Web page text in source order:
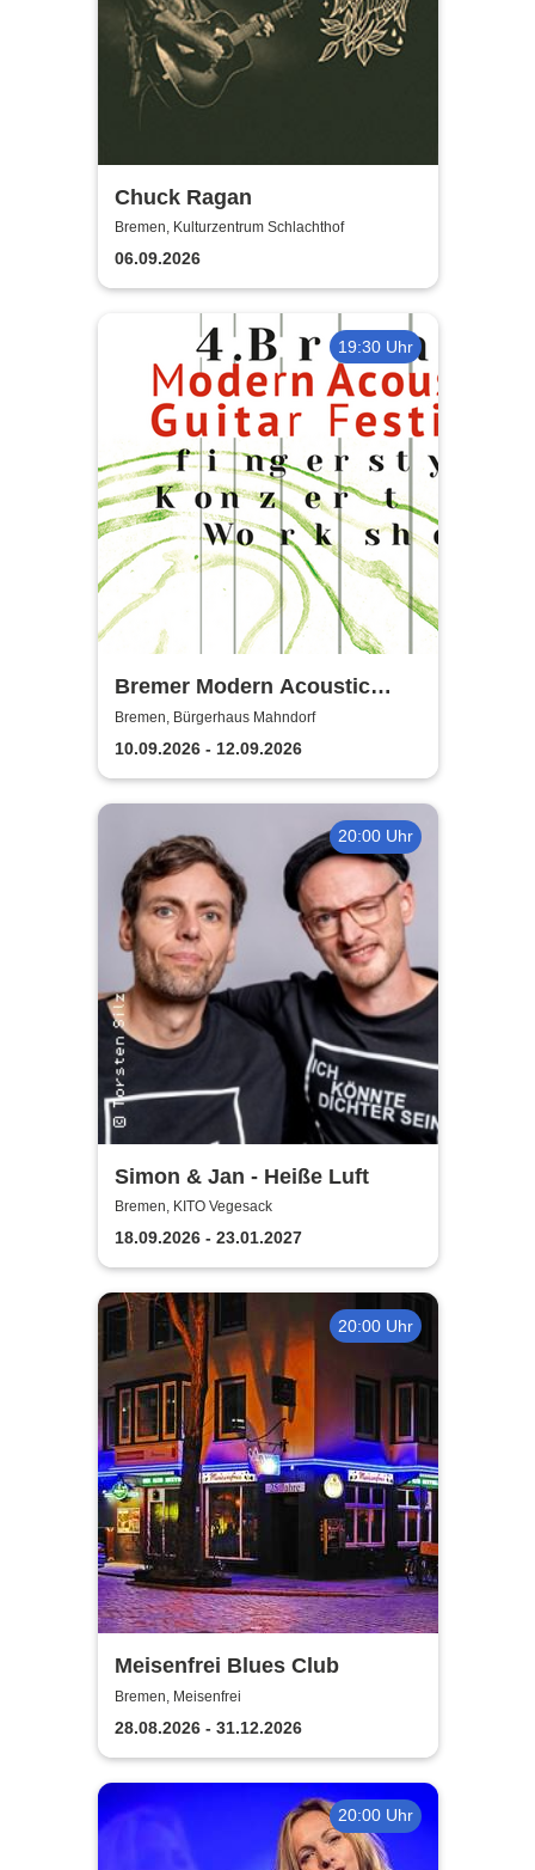
Chuck Ragan
Bremen, Kulturzentrum Schlachthof
06.09.2026
19:30 Uhr
Bremer Modern Acoustic
Guitar Festival
Bremen, Bürgerhaus Mahndorf
10.09.2026 - 12.09.2026
20:00 Uhr
Simon & Jan - Heiße Luft
Bremen, KITO Vegesack
18.09.2026 - 23.01.2027
20:00 Uhr
Meisenfrei Blues Club
Bremen, Meisenfrei
28.08.2026 - 31.12.2026
20:00 Uhr